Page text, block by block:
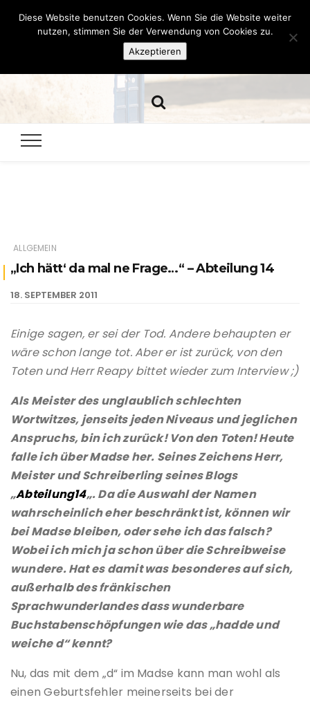
Hazamelistan
ALLGEMEIN
„Ich hätt‘ da mal ne Frage…“ – Abteilung 14
18. SEPTEMBER 2011
Einige sagen, er sei der Tod. Andere behaupten er
wäre schon lange tot. Aber er ist zurück, von den
Toten und Herr Reapy bittet wieder zum Interview ;)
Als Meister des unglaublich schlechten
Wortwitzes, jenseits jeden Niveaus und jeglichen
Anspruchs, bin ich zurück! Von den Toten! Heute
falle ich über Madse her. Seines Zeichens Herr,
Meister und Schreiberling seines Blogs
„Abteilung14„. Da die Auswahl der Namen
wahrscheinlich eher beschränkt ist, können wir
bei Madse bleiben, oder sehe ich das falsch?
Wobei ich mich ja schon über die Schreibweise
wundere. Hat es damit was besonderes auf sich,
außerhalb des fränkischen
Sprachwunderlandes dass wunderbare
Buchstabenschöpfungen wie das „hadde und
weiche d“ kennt?
Nu, das mit dem „d“ im Madse kann man wohl als
einen Geburtsfehler meinerseits bei der
Diese Website benutzen Cookies. Wenn Sie die Website weiter
nutzen, stimmen Sie der Verwendung von Cookies zu.
Akzeptieren